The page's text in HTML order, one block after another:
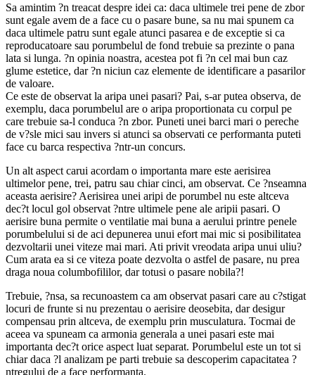
Sa amintim ?n treacat despre idei ca: daca ultimele trei pene de zbor
sunt egale avem de a face cu o pasare bune, sa nu mai spunem ca
daca ultimele patru sunt egale atunci pasarea e de exceptie si ca
reproducatoare sau porumbelul de fond trebuie sa prezinte o pana
lata si lunga. ?n opinia noastra, acestea pot fi ?n cel mai bun caz
glume estetice, dar ?n niciun caz elemente de identificare a pasarilor
de valoare.
Ce este de observat la aripa unei pasari? Pai, s-ar putea observa, de
exemplu, daca porumbelul are o aripa proportionata cu corpul pe
care trebuie sa-l conduca ?n zbor. Puneti unei barci mari o pereche
de v?sle mici sau invers si atunci sa observati ce performanta puteti
face cu barca respectiva ?ntr-un concurs.
Un alt aspect carui acordam o importanta mare este aerisirea
ultimelor pene, trei, patru sau chiar cinci, am observat. Ce ?nseamna
aceasta aerisire? Aerisirea unei aripi de porumbel nu este altceva
dec?t locul gol observat ?ntre ultimele pene ale aripii pasari. O
aerisire buna permite o ventilatie mai buna a aerului printre penele
porumbelului si de aci depunerea unui efort mai mic si posibilitatea
dezvoltarii unei viteze mai mari. Ati privit vreodata aripa unui uliu?
Cum arata ea si ce viteza poate dezvolta o astfel de pasare, nu prea
draga noua columbofililor, dar totusi o pasare nobila?!
Trebuie, ?nsa, sa recunoastem ca am observat pasari care au c?stigat
locuri de frunte si nu prezentau o aerisire deosebita, dar desigur
compensau prin altceva, de exemplu prin musculatura. Tocmai de
aceea va spuneam ca armonia generala a unei pasari este mai
importanta dec?t orice aspect luat separat. Porumbelul este un tot si
chiar daca ?l analizam pe parti trebuie sa descoperim capacitatea ?
ntregului de a face performanta.